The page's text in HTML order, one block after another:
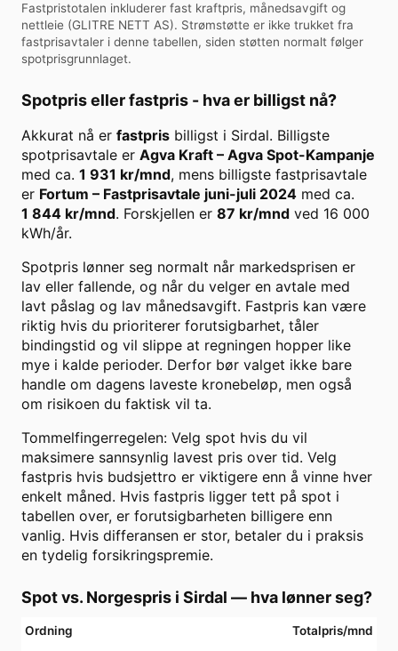
Fastpristotalen inkluderer fast kraftpris, månedsavgift og
nettleie (GLITRE NETT AS). Strømstøtte er ikke trukket fra
fastprisavtaler i denne tabellen, siden støtten normalt følger
spotprisgrunnlaget.
Spotpris eller fastpris - hva er billigst nå?
Akkurat nå er fastpris billigst i Sirdal. Billigste
spotprisavtale er Agva Kraft – Agva Spot-Kampanje
med ca. 1 931 kr/mnd, mens billigste fastprisavtale
er Fortum – Fastprisavtale juni-juli 2024 med ca.
1 844 kr/mnd. Forskjellen er 87 kr/mnd ved 16 000
kWh/år.
Spotpris lønner seg normalt når markedsprisen er
lav eller fallende, og når du velger en avtale med
lavt påslag og lav månedsavgift. Fastpris kan være
riktig hvis du prioriterer forutsigbarhet, tåler
bindingstid og vil slippe at regningen hopper like
mye i kalde perioder. Derfor bør valget ikke bare
handle om dagens laveste kronebeløp, men også
om risikoen du faktisk vil ta.
Tommelfingerregelen: Velg spot hvis du vil
maksimere sannsynlig lavest pris over tid. Velg
fastpris hvis budsjettro er viktigere enn å vinne hver
enkelt måned. Hvis fastpris ligger tett på spot i
tabellen over, er forutsigbarheten billigere enn
vanlig. Hvis differansen er stor, betaler du i praksis
en tydelig forsikringspremie.
Spot vs. Norgespris i Sirdal — hva lønner seg?
Ordning Totalpris/mnd